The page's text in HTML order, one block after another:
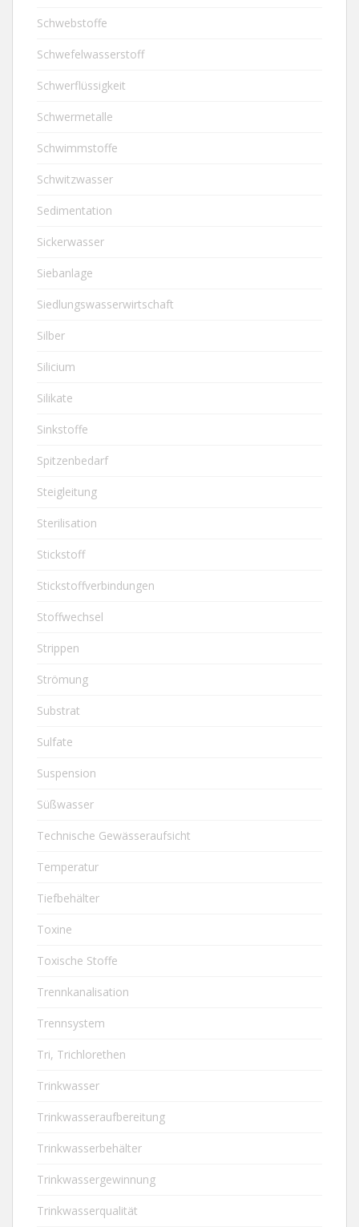
Schwebstoffe
Schwefelwasserstoff
Schwerflüssigkeit
Schwermetalle
Schwimmstoffe
Schwitzwasser
Sedimentation
Sickerwasser
Siebanlage
Siedlungswasserwirtschaft
Silber
Silicium
Silikate
Sinkstoffe
Spitzenbedarf
Steigleitung
Sterilisation
Stickstoff
Stickstoffverbindungen
Stoffwechsel
Strippen
Strömung
Substrat
Sulfate
Suspension
Süßwasser
Technische Gewässeraufsicht
Temperatur
Tiefbehälter
Toxine
Toxische Stoffe
Trennkanalisation
Trennsystem
Tri, Trichlorethen
Trinkwasser
Trinkwasseraufbereitung
Trinkwasserbehälter
Trinkwassergewinnung
Trinkwasserqualität